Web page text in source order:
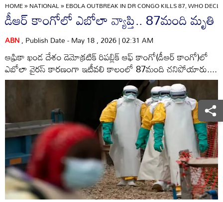
HOME»NATIONAL»EBOLA OUTBREAK IN DR CONGO KILLS 87, WHO
డీఆర్‌ కాంగోలో ఎబోలా వ్యాప్తి.. 87మంది మృతి
ABN, Publish Date - May 18 , 2026 | 02:31 AM
ఆఫ్రికా ఖండ దేశం డెమోక్రటిక్‌ రిపబ్లిక్‌ ఆఫ్‌ కాంగో(డీఆర్‌ కాంగో)లో
ఎబోలా వైరస్‌ కారణంగా ఇటీవలి కాలంలో 87మంది చనిపోయారు....